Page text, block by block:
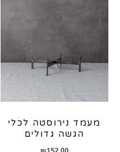
מעמד נירוסטה לכלי
הגשה גדולים